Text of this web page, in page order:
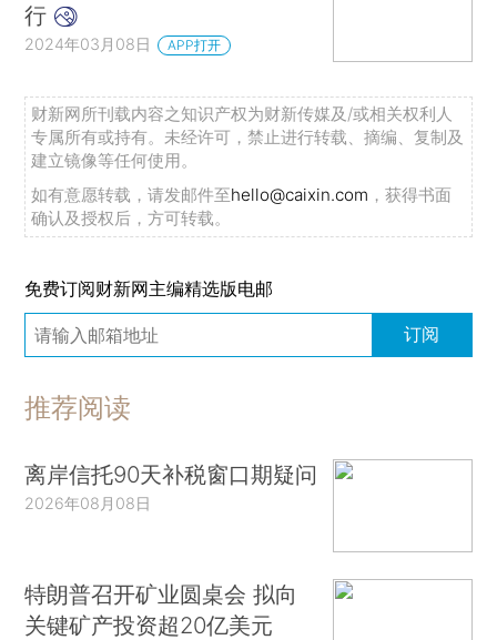
行
2024年03月08日 APP打开
财新网所刊载内容之知识产权为财新传媒及/或相关权利人
专属所有或持有。未经许可，禁止进行转载、摘编、复制及
建立镜像等任何使用。
如有意愿转载，请发邮件至hello@caixin.com ，获得书面
确认及授权后，方可转载。
免费订阅财新网主编精选版电邮
订阅
推荐阅读
离岸信托90天补税窗口期疑问
2026年08月08日
特朗普召开矿业圆桌会 拟向
关键矿产投资超20亿美元